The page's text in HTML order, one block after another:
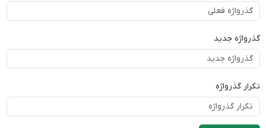
گذرواژه جدید
تکرار گذرواژه